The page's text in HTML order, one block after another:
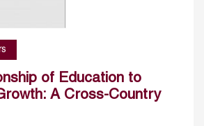
of Education to
A Cross-Country